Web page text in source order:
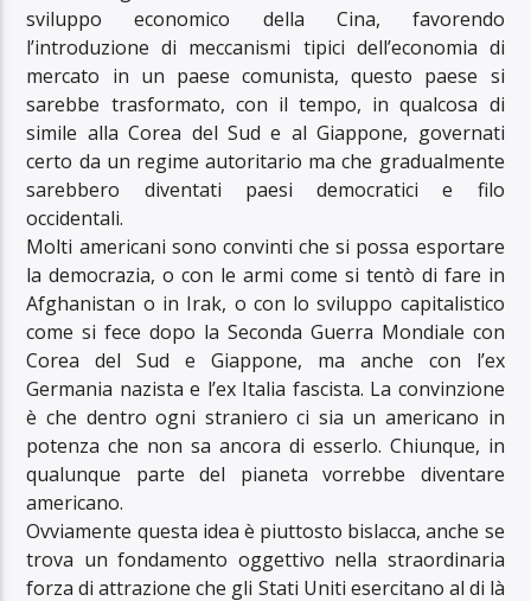
sviluppo economico della Cina, favorendo
l’introduzione di meccanismi tipici dell’economia di
mercato in un paese comunista, questo paese si
sarebbe trasformato, con il tempo, in qualcosa di
simile alla Corea del Sud e al Giappone, governati
certo da un regime autoritario ma che gradualmente
sarebbero diventati paesi democratici e filo
occidentali.
Molti americani sono convinti che si possa esportare
la democrazia, o con le armi come si tentò di fare in
Afghanistan o in Irak, o con lo sviluppo capitalistico
come si fece dopo la Seconda Guerra Mondiale con
Corea del Sud e Giappone, ma anche con l’ex
Germania nazista e l’ex Italia fascista. La convinzione
è che dentro ogni straniero ci sia un americano in
potenza che non sa ancora di esserlo. Chiunque, in
qualunque parte del pianeta vorrebbe diventare
americano.
Ovviamente questa idea è piuttosto bislacca, anche se
trova un fondamento oggettivo nella straordinaria
forza di attrazione che gli Stati Uniti esercitano al di là